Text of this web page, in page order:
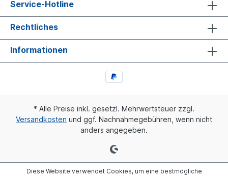
Service-Hotline
Rechtliches
Informationen
* Alle Preise inkl. gesetzl. Mehrwertsteuer zzgl.
Versandkosten und ggf. Nachnahmegebühren, wenn nicht
anders angegeben.
Diese Website verwendet Cookies, um eine bestmögliche